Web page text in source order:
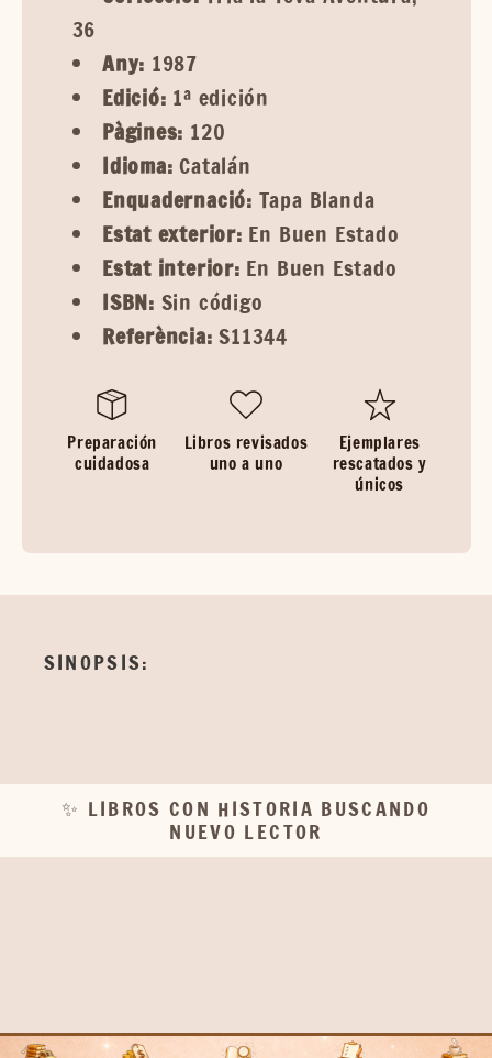
36
Any: 1987
Edició: 1ª edición
Pàgines: 120
Idioma: Catalán
Enquadernació: Tapa Blanda
Estat exterior: En Buen Estado
Estat interior: En Buen Estado
ISBN: Sin código
Referència: S11344
Preparación
cuidadosa
Libros revisados
uno a uno
Ejemplares
rescatados y
únicos
SINOPSIS:
✨ LIBROS CON HISTORIA BUSCANDO
NUEVO LECTOR